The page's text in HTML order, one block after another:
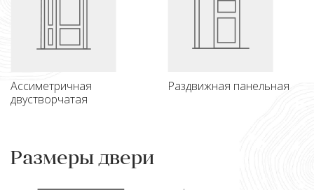
Ассиметричная
двустворчатая
Раздвижная панельная
Размеры двери